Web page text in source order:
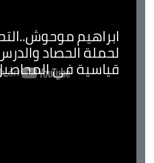
ابراهيم
لحملة الحصاد
قياسية في المحاصيل